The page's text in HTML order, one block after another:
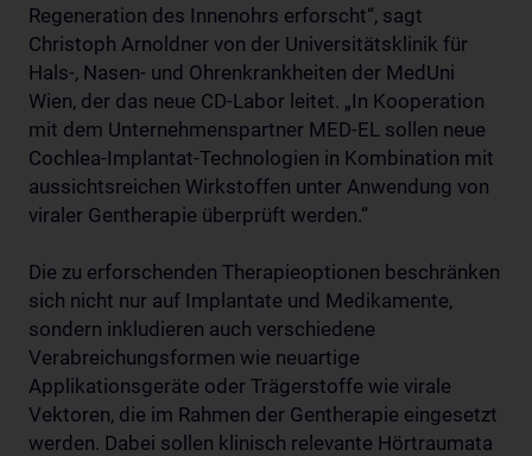
Regeneration des Innenohrs erforscht“, sagt
Christoph Arnoldner von der Universitätsklinik für
Hals-, Nasen- und Ohrenkrankheiten der MedUni
Wien, der das neue CD-Labor leitet. „In Kooperation
mit dem Unternehmenspartner MED-EL sollen neue
Cochlea-Implantat-Technologien in Kombination mit
aussichtsreichen Wirkstoffen unter Anwendung von
viraler Gentherapie überprüft werden.“
Die zu erforschenden Therapieoptionen beschränken
sich nicht nur auf Implantate und Medikamente,
sondern inkludieren auch verschiedene
Verabreichungsformen wie neuartige
Applikationsgeräte oder Trägerstoffe wie virale
Vektoren, die im Rahmen der Gentherapie eingesetzt
werden. Dabei sollen klinisch relevante Hörtraumata